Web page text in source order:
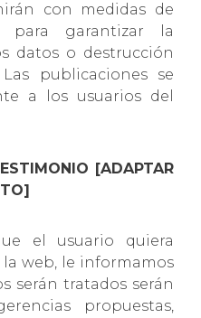
con medidas de
para garantizar la
datos o destrucción
publicaciones se
a los usuarios del
[ADAPTAR
el usuario quiera
web, le informamos
serán tratados serán
propuestas,